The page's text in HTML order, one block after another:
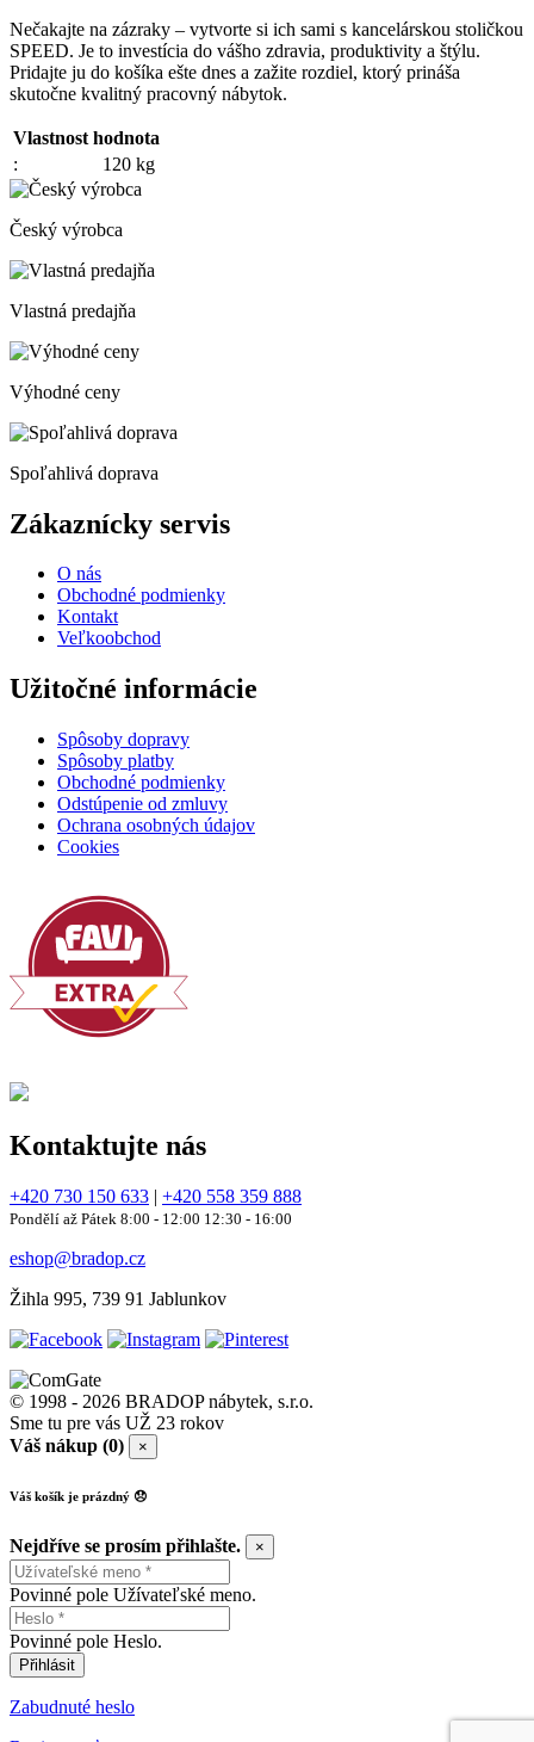
Nečakajte na zázraky – vytvorte si ich sami s kancelárskou stoličkou
SPEED. Je to investícia do vášho zdravia, produktivity a štýlu.
Pridajte ju do košíka ešte dnes a zažite rozdiel, ktorý prináša
skutočne kvalitný pracovný nábytok.
Vlastnost hodnota
:
120 kg
Český výrobca
Vlastná predajňa
Výhodné ceny
Spoľahlivá doprava
Zákaznícky servis
O nás
Obchodné podmienky
Kontakt
Veľkoobchod
Užitočné informácie
Spôsoby dopravy
Spôsoby platby
Obchodné podmienky
Odstúpenie od zmluvy
Ochrana osobných údajov
Cookies
Kontaktujte nás
+420 730 150 633 | +420 558 359 888
Pondělí až Pátek 8:00 - 12:00 12:30 - 16:00
eshop@bradop.cz
Žihla 995, 739 91 Jablunkov
© 1998 - 2026 BRADOP nábytek, s.r.o.
Sme tu pre vás UŽ 23 rokov
Váš nákup (0)
×
Váš košík je prázdný 😞
Nejdříve se prosím přihlašte. ×
Povinné pole Užívateľské meno.
Povinné pole Heslo.
Přihlásit
Zabudnuté heslo